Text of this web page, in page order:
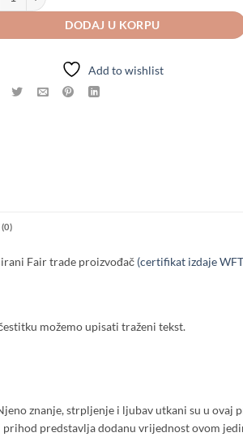
DODAJ U KORPU
Add to wishlist
(0)
Fair trade proizvođač (certifikat izdaje
možemo upisati traženi tekst.
znanje, strpljenje i ljubav utkani su u ovaj
predstavlja dodanu vrijednost ovom